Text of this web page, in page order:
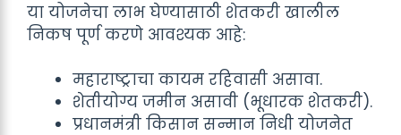
या योजनेचा लाभ घेण्यासाठी शेतकरी खालील
निकष पूर्ण करणे आवश्यक आहे:
महाराष्ट्राचा कायम रहिवासी असावा.
शेतीयोग्य जमीन असावी (भूधारक शेतकरी).
प्रधानमंत्री किसान सन्मान निधी योजनेत